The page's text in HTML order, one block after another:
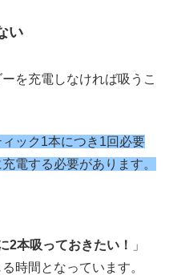
い
を充電しなければ吸うこ
ック1本につき1回必要
電する必要があります。
2本吸っておきたい！
」
時間となっています。